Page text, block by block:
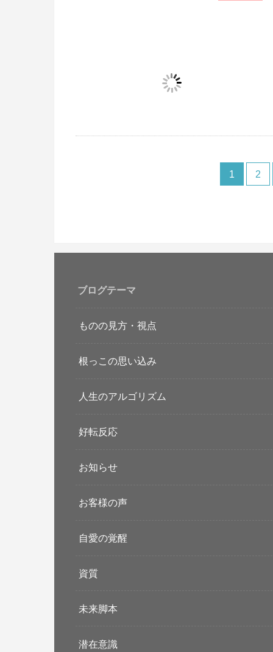
1 2
ブログテーマ
ものの見方・視点
根っこの思い込み
人生のアルゴリズム
好転反応
お知らせ
お客様の声
自愛の覚醒
資質
未来脚本
潜在意識